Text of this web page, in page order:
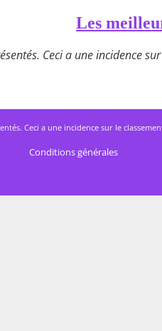
Les
Ceci a une incidence
Ceci a une incidence sur le
Conditions générales